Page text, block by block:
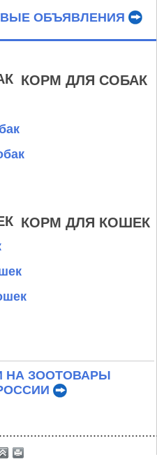
ОБЪЯВЛЕНИЯ
КОРМ ДЛЯ СОБАК
КОРМ ДЛЯ КОШЕК
НА ЗООТОВАРЫ